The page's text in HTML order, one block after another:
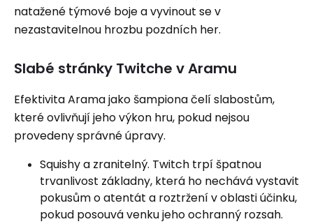
natažené týmové boje a vyvinout se v
nezastavitelnou hrozbu pozdních her.
Slabé stránky Twitche v Aramu
Efektivita Arama jako šampiona čelí slabostům,
které ovlivňují jeho výkon hru, pokud nejsou
provedeny správné úpravy.
Squishy a zranitelný. Twitch trpí špatnou
trvanlivost základny, která ho nechává vystavit
pokusům o atentát a roztržení v oblasti účinku,
pokud posouvá venku jeho ochranný rozsah.